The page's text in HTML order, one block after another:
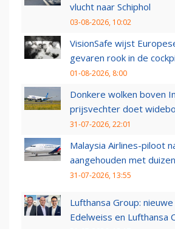
vlucht naar Schiphol
03-08-2026, 10:02
VisionSafe wijst
gevaren rook in de
01-08-2026, 8:00
Donkere wolken boven
prijsvechter doet
31-07-2026, 22:01
Malaysia Airlines-piloot
aangehouden met
31-07-2026, 13:55
Lufthansa Group: nieuwe
Edelweiss en Lufthansa